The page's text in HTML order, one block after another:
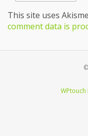
This site uses
comment data is